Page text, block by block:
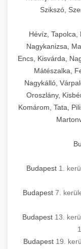
Szikszó,
Hévíz, Tapolca,
Nagykanizsa,
Encs, Kisvárda,
Mátészalka,
Nagykálló,
Oroszlány,
Komárom, Tata,
Budapest 1.
Budapest 7.
Budapest 13.
Budapest 19.